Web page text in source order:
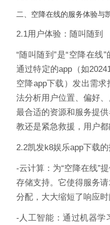
二、空降在线的服务体验与
2.1用户体验：随叫随到
“随叫随到”是“空降在线
通过特定的app（如
空降app下载）发出需
法分析用户位置、偏好
最合适的资源和服务提
教还是紧急救援，用户都
2.2凯发k8娱乐app下载
-云计算：为“空降在线”
存储支持。它使得服务
分配，大大缩短了响应时
-人工智能：通过机器学